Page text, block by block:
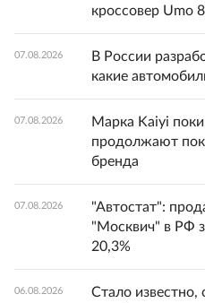
кроссовер Umo
07.08.2026
В России
какие
07.08.2026
Марка Kaiyi
продолжают
бренда
07.08.2026
"Автостат":
"Москвич" в РФ
20,3%
06.08.2026
Стало известно,